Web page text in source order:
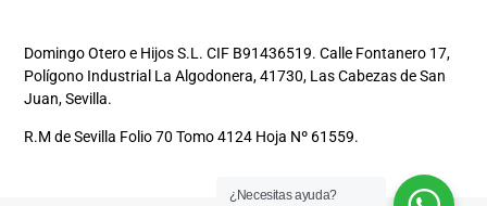
Domingo Otero e Hijos S.L. CIF B91436519. Calle Fontanero 17,
Polígono Industrial La Algodonera, 41730, Las Cabezas de San
Juan, Sevilla.
R.M de Sevilla Folio 70 Tomo 4124 Hoja Nº 61559.
¿Necesitas ayuda?